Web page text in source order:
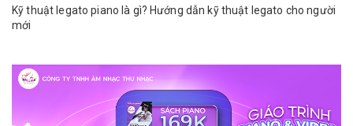
Kỹ thuật legato piano là gì? Hướng dẫn kỹ thuật legato cho người
mới